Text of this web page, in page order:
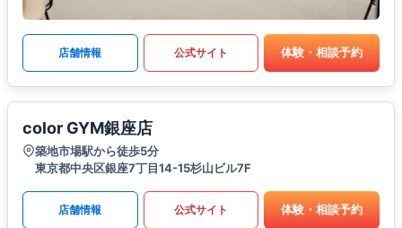
店舗情報 公式サイト 体験・相談予約
color GYM銀座店
築地市場駅から徒歩5分
東京都中央区銀座7丁目14-15杉山ビル7F
店舗情報 公式サイト 体験・相談予約